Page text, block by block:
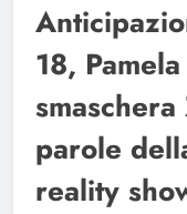
18,
parole
reality